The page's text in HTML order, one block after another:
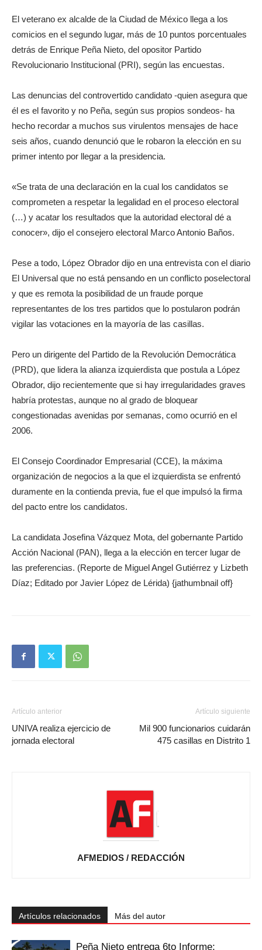
El veterano ex alcalde de la Ciudad de México llega a los
comicios en el segundo lugar, más de 10 puntos porcentuales
detrás de Enrique Peña Nieto, del opositor Partido
Revolucionario Institucional (PRI), según las encuestas.
Las denuncias del controvertido candidato -quien asegura que
él es el favorito y no Peña, según sus propios sondeos- ha
hecho recordar a muchos sus virulentos mensajes de hace
seis años, cuando denunció que le robaron la elección en su
primer intento por llegar a la presidencia.
«Se trata de una declaración en la cual los candidatos se
comprometen a respetar la legalidad en el proceso electoral
(…) y acatar los resultados que la autoridad electoral dé a
conocer», dijo el consejero electoral Marco Antonio Baños.
Pese a todo, López Obrador dijo en una entrevista con el diario
El Universal que no está pensando en un conflicto poselectoral
y que es remota la posibilidad de un fraude porque
representantes de los tres partidos que lo postularon podrán
vigilar las votaciones en la mayoría de las casillas.
Pero un dirigente del Partido de la Revolución Democrática
(PRD), que lidera la alianza izquierdista que postula a López
Obrador, dijo recientemente que si hay irregularidades graves
habría protestas, aunque no al grado de bloquear
congestionadas avenidas por semanas, como ocurrió en el
2006.
El Consejo Coordinador Empresarial (CCE), la máxima
organización de negocios a la que el izquierdista se enfrentó
duramente en la contienda previa, fue el que impulsó la firma
del pacto entre los candidatos.
La candidata Josefina Vázquez Mota, del gobernante Partido
Acción Nacional (PAN), llega a la elección en tercer lugar de
las preferencias. (Reporte de Miguel Angel Gutiérrez y Lizbeth
Díaz; Editado por Javier López de Lérida) {jathumbnail off}
Artículo anterior
UNIVA realiza ejercicio de
jornada electoral
Artículo siguiente
Mil 900 funcionarios cuidarán
475 casillas en Distrito 1
AFMEDIOS / REDACCIÓN
Artículos relacionados Más del autor
Peña Nieto entrega 6to Informe;